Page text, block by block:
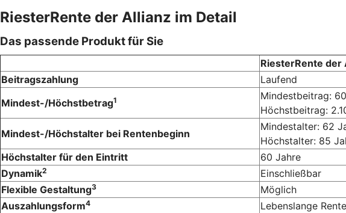
RiesterRente der Allianz im Detail
Das passende Produkt für Sie
RiesterRente der
Beitragszahlung
Laufend
Mindest-/Höchstbetrag1
Mindestbeitrag:
Höchstbeitrag:
Mindest-/Höchstalter bei Rentenbeginn
Mindestalter: 62
Höchstalter: 85
Höchstalter für den Eintritt
60 Jahre
Dynamik2
Einschließbar
Flexible Gestaltung3
Möglich
Auszahlungsform4
Lebenslange